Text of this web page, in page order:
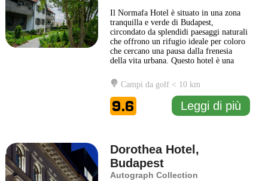
Il Normafa Hotel è situato in una zona
tranquilla e verde di Budapest,
circondato da splendidi paesaggi naturali
che offrono un rifugio ideale per coloro
che cercano una pausa dalla frenesia
della vita urbana. Questo hotel è una
desiderano esplorare la bellezza della
capitale ungherese, grazie alla sua
posizione strategica che consente un
facile accesso ai principali... Leggi di
più
Campi da golf < 10 km
9.6 Leggi di più
Dorothea Hotel,
Budapest
Autograph Collection